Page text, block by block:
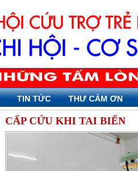
TIN TỨC THƯ CẢM ƠN
CẤP CỨU KHI TAI BIẾN